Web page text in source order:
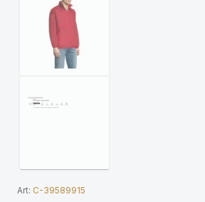
Art: C-39589915